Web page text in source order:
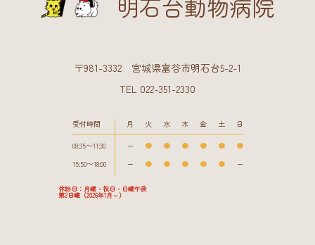
〒981-3332 宮城県富谷市明石台5-2-1
TEL 022-351-2330
受付時間 月 火 水 木 金 土 日
08:35〜11:30 ー ● ● ● ● ●
●
15:50〜18:00
ー ● ● ● ● ● ー
休診日：月曜・祝日・日曜午後
第2日曜（2026年1月～）